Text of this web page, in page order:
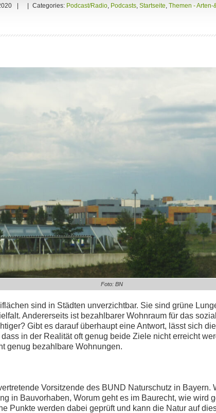
Categories: Podcast/Radio, Podcasts, Startseite, Themen - Arten-
Foto: BN
sind in Städten unverzichtbar. Sie sind grüne
Andererseits ist bezahlbarer Wohnraum für das
Gibt es darauf überhaupt eine Antwort, lässt sich
in der Realität oft genug beide Ziele nicht erreicht
genug bezahlbare Wohnungen.
Vorsitzende des BUND Naturschutz in Bayern.
in Bauvorhaben, Worum geht es im Baurecht, wie wird
Punkte werden dabei geprüft und kann die Natur auf